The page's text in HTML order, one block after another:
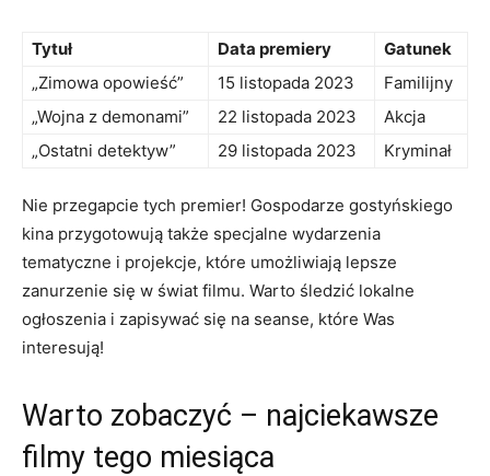
Tytuł Data premiery
Gatunek
„Zimowa opowieść”
15 listopada 2023
Familijny
„Wojna z demonami”
22 listopada 2023
Akcja
„Ostatni detektyw”
29 listopada 2023 Kryminał
Nie przegapcie tych premier! Gospodarze gostyńskiego
kina przygotowują także specjalne wydarzenia
tematyczne i projekcje, które umożliwiają lepsze
zanurzenie się w świat filmu. Warto śledzić lokalne
ogłoszenia i zapisywać się na seanse, które Was
interesują!
Warto zobaczyć – najciekawsze
filmy tego miesiąca